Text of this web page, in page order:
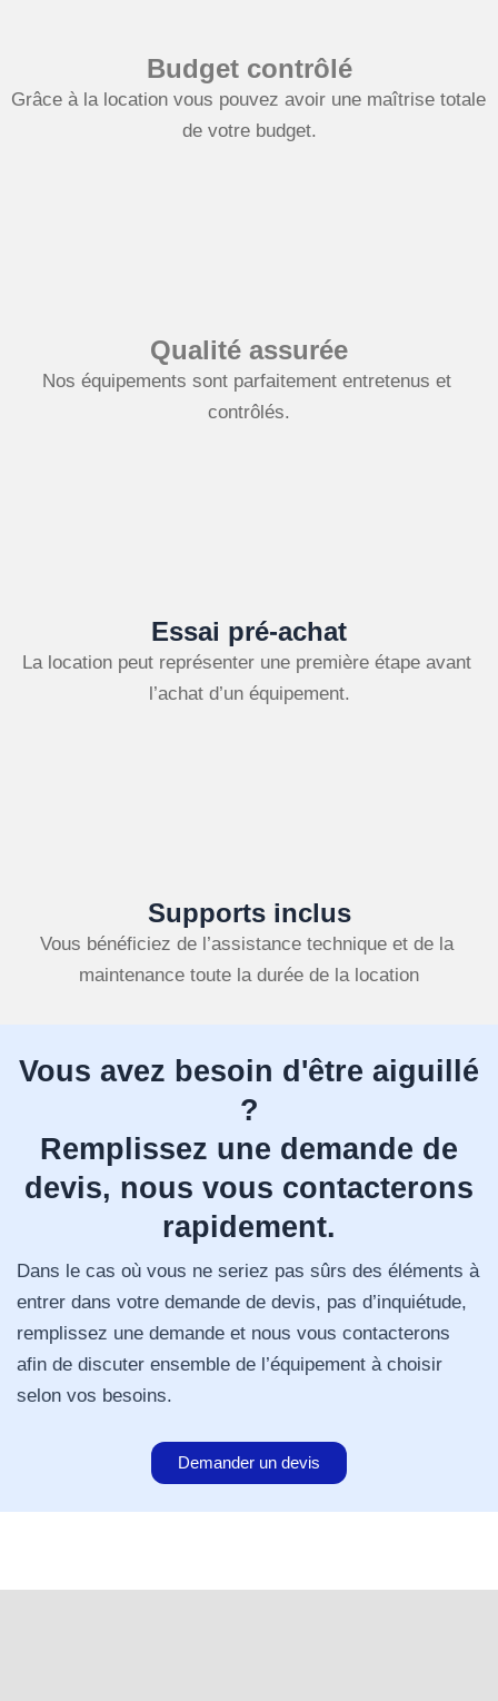
Budget contrôlé
Grâce à la location vous pouvez avoir une maîtrise totale
de votre budget.
Qualité assurée
Nos équipements sont parfaitement entretenus et
contrôlés.
Essai pré-achat
La location peut représenter une première étape avant
l’achat d’un équipement.
Supports inclus
Vous bénéficiez de l’assistance technique et de la
maintenance toute la durée de la location
Vous avez besoin d'être aiguillé
?
Remplissez une demande de
devis, nous vous contacterons
rapidement.
Dans le cas où vous ne seriez pas sûrs des éléments à
entrer dans votre demande de devis, pas d’inquiétude,
remplissez une demande et nous vous contacterons
afin de discuter ensemble de l’équipement à choisir
selon vos besoins.
Demander un devis